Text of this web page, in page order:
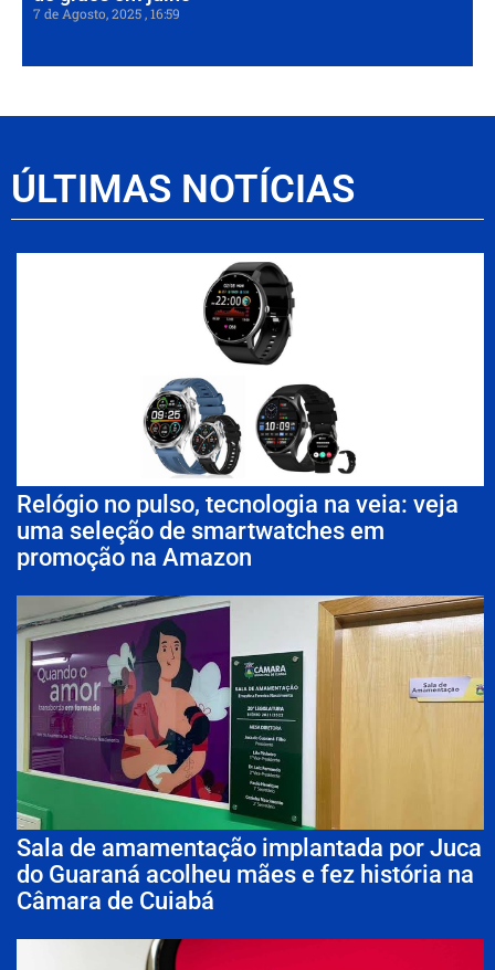
7 de Agosto, 2025 16:59
ÚLTIMAS NOTÍCIAS
Relógio no pulso, tecnologia na veia: veja
uma seleção de smartwatches em
promoção na Amazon
Sala de amamentação implantada por Juca
do Guaraná acolheu mães e fez história na
Câmara de Cuiabá